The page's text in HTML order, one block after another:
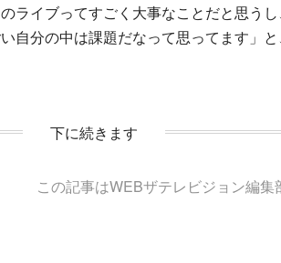
ライブってすごく大事なことだと思う
自分の中は課題だなって思ってます」
下に続きます
この記事はWEBザテレビジョン編集